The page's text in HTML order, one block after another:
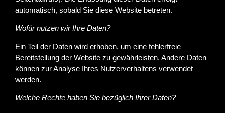
automatisch, sobald Sie diese Website betreten.
Wofür nutzen wir Ihre Daten?
Ein Teil der Daten wird erhoben, um eine fehlerfreie
Bereitstellung der Website zu gewährleisten. Andere Daten
können zur Analyse Ihres Nutzerverhaltens verwendet
werden.
Welche Rechte haben Sie bezüglich Ihrer Daten?